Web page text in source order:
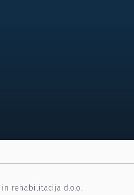
in rehabilitacija d.o.o.